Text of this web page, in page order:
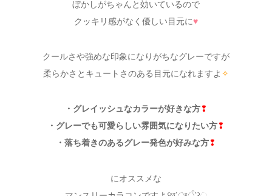
ぼかしがちゃんと効いているので
クッキリ感がなく優しい目元に♥
クールさや強めな印象になりがちなグレーですが
柔らかさとキュートさのある目元になれますよ ✧
・グレイッシュなカラーが好きな方❢
・グレーでも可愛らしい雰囲気になりたい方❢
・落ち着きのあるグレー発色が好みな方❢
にオススメな